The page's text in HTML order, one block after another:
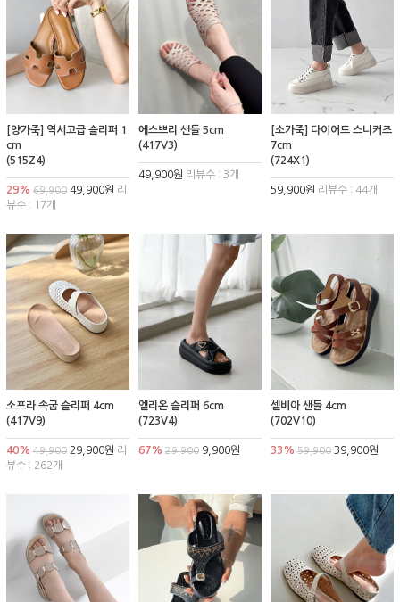
[양가죽] 역시고급 슬리퍼 1
cm
(515Z4)
29% 69,900 49,900원 리
뷰수 : 17개
에스쁘리 샌들 5cm
(417V3)
49,900원 리뷰수 : 3개
[소가죽] 다이어트 스니커즈
7cm
(724X1)
59,900원 리뷰수 : 44개
소프라 속굽 슬리퍼 4cm
(417V9)
40% 49,900 29,900원 리
뷰수 : 262개
엘리온 슬리퍼 6cm
(723V4)
67% 29,9009,900원
셀비아 샌들 4cm
(702V10)
33% 59,90039,900원